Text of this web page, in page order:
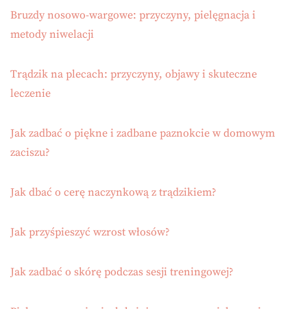
Bruzdy nosowo-wargowe: przyczyny, pielęgnacja i
metody niwelacji
Trądzik na plecach: przyczyny, objawy i skuteczne
leczenie
Jak zadbać o piękne i zadbane paznokcie w domowym
zaciszu?
Jak dbać o cerę naczynkową z trądzikiem?
Jak przyśpieszyć wzrost włosów?
Jak zadbać o skórę podczas sesji treningowej?